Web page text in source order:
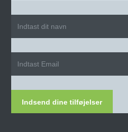
Indsend dine tilføjelser